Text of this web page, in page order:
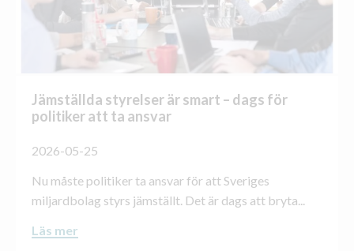
Jämställda styrelser är smart – dags för
politiker att ta ansvar
2026-05-25
Nu måste politiker ta ansvar för att Sveriges
miljardbolag styrs jämställt. Det är dags att bryta...
Läs mer